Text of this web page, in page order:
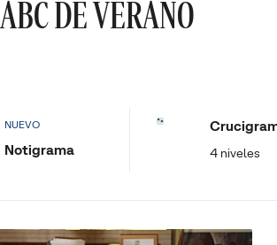
ABC DE VERANO
NUEVO
Notigrama 4 niveles